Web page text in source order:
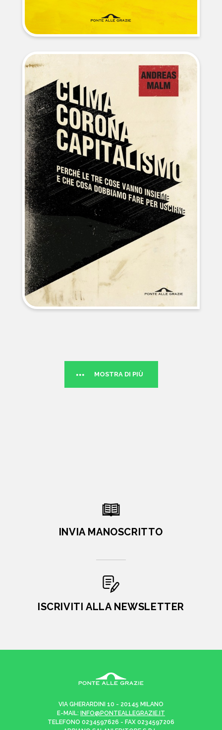
MOSTRA DI PIÙ
INVIA MANOSCRITTO
ISCRIVITI ALLA NEWSLETTER
VIA GHERARDINI 10 - 20145 MILANO
E-MAIL:
INFO@PONTEALLEGRAZIE.IT
TELEFONO 0234597626 - FAX 0234597206